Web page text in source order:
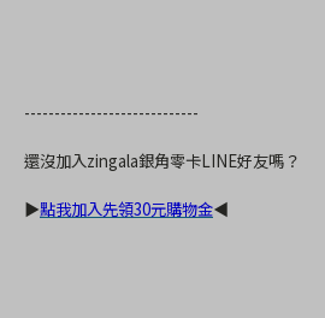
-----------------------------
還沒加入zingala銀角零卡LINE好友嗎？
▶點我加入先領30元購物金◀